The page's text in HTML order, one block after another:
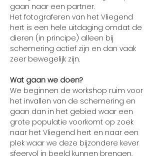
gaan naar een partner.
Het fotograferen van het Vliegend
hert is een hele uitdaging omdat de
dieren (in principe) alleen bij
schemering actief zijn en dan vaak
zeer bewegelijk zijn.
Wat gaan we doen?
We beginnen de workshop ruim voor
het invallen van de schemering en
gaan dan in het gebied waar een
grote populatie voorkomt op zoek
naar het Vliegend hert en naar een
plek waar we deze bijzondere kever
sfeervol in beeld kunnen brengen.